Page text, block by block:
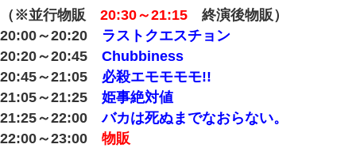
（※並行物販 20:30～21:15 終演後物販）
20:00～20:20 ラストクエスチョン
20:20～20:45 Chubbiness
20:45～21:05 必殺エモモモモ!!
21:05～21:25 姫事絶対値
21:25～22:00バカは死ぬまでなおらない。
22:00～23:00 物販